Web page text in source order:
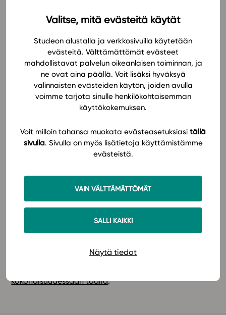
Valitse, mitä evästeitä käytät
Studeon alustalla ja verkkosivuilla käytetään
evästeitä. Välttämättömät evästeet
mahdollistavat palvelun oikeanlaisen toiminnan, ja
ne ovat aina päällä. Voit lisäksi hyväksyä
valinnaisten evästeiden käytön, joiden avulla
voimme tarjota sinulle henkilökohtaisemman
käyttökokemuksen.
Voit milloin tahansa muokata evästeasetuksiasi tällä
sivulla. Sivulla on myös lisätietoja käyttämistämme
evästeistä.
VAIN VÄLTTÄMÄTTÖMÄT
SALLI KAIKKI
Näytä tiedot
In English
mahdollisuudet perinteiseen
Ryhmädynamiikan ja vuorovaikutustaitojen lisäksi
elämästä tutut ilmiöt kuten rakkaus, pahuus, hyvyys,
rasismi, köyhyys ja rikkaus, ilmastonmuutos ja median
vaikutus avataan psykologian ja sosiaalipsykologian
näkökulmista. Vaikuttamisen keinojen syvällinen
tiedoilla.
Teemat inspiroivat myös oppiainerajat ylittävien
taidoissa ja saa eväitä oman identiteettinsä
rakentamiseen.
Lue lisää!
Jos sinulla on opettajan tunnukset Studeoon,
kokonaisuudessaan täällä.